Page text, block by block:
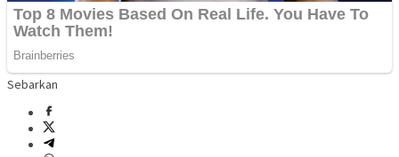
Sebarkan